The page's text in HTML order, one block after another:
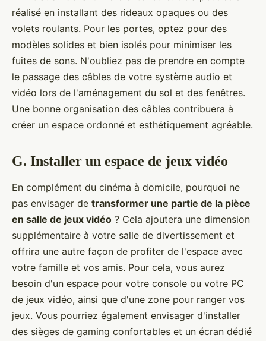
réalisé en installant des rideaux opaques ou des
volets roulants. Pour les portes, optez pour des
modèles solides et bien isolés pour minimiser les
fuites de sons. N'oubliez pas de prendre en compte
le passage des câbles de votre système audio et
vidéo lors de l'aménagement du sol et des fenêtres.
Une bonne organisation des câbles contribuera à
créer un espace ordonné et esthétiquement agréable.
G. Installer un espace de jeux vidéo
En complément du cinéma à domicile, pourquoi ne
pas envisager de transformer une partie de la pièce
en salle de jeux vidéo ? Cela ajoutera une dimension
supplémentaire à votre salle de divertissement et
offrira une autre façon de profiter de l'espace avec
votre famille et vos amis. Pour cela, vous aurez
besoin d'un espace pour votre console ou votre PC
de jeux vidéo, ainsi que d'une zone pour ranger vos
jeux. Vous pourriez également envisager d'installer
des sièges de gaming confortables et un écran dédié